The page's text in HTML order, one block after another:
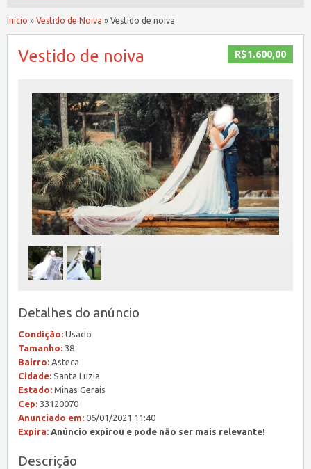
Início » Vestido de Noiva » Vestido de noiva
R$1.600,00
Vestido de noiva
Detalhes do anúncio
Condição: Usado
Tamanho: 38
Bairro: Asteca
Cidade: Santa Luzia
Estado: Minas Gerais
Cep: 33120070
Anunciado em: 06/01/2021 11:40
Expira: Anúncio expirou e pode não ser mais relevante!
Descrição